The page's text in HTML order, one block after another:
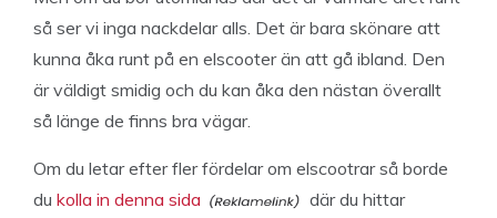
så ser vi inga nackdelar alls. Det är bara skönare att
kunna åka runt på en elscooter än att gå ibland. Den
är väldigt smidig och du kan åka den nästan överallt
så länge de finns bra vägar.
Om du letar efter fler fördelar om elscootrar så borde
du kolla in denna sida
där du hittar